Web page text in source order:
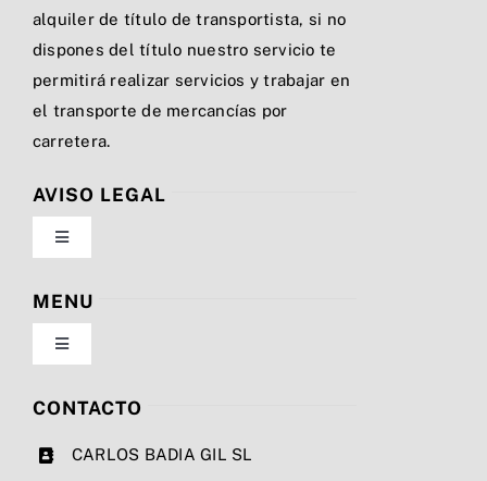
alquiler de título de transportista, si no
dispones del título nuestro servicio te
permitirá realizar servicios y trabajar en
el transporte de mercancías por
carretera.
AVISO LEGAL
Toggle
Navigation
Política de privacidad
Condiciones de uso
MENU
Toggle
Navigation
Nosotros
CONTACTO
CARLOS BADIA GIL SL